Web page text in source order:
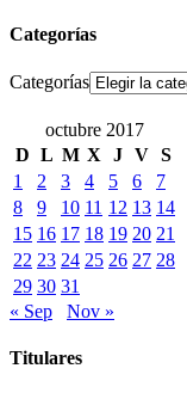
Categorías
Categorías
octubre 2017
D L M X J V S
1
2 3 4 5 6
7
8
9 10 11 12 13 14
15 16 17 18 19 20 21
22 23 24 25 26 27 28
29 30 31
« Sep
Nov »
Titulares